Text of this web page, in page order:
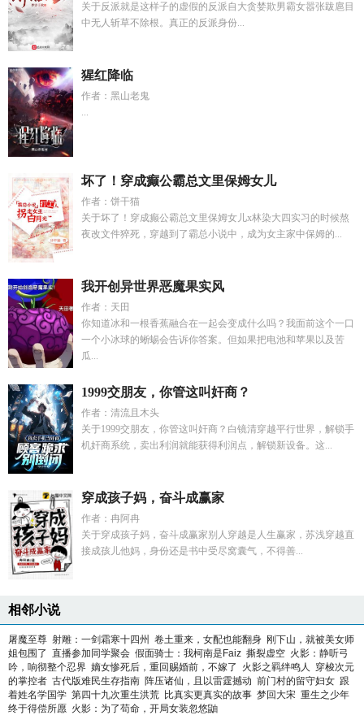
关于反派就是这样子的虚假的反派自大贪婪欺男霸女嚣张跋扈目
中无人斩草不除根。真正的反派身份...
猩红降临
作者：黑山老鬼
...
坏了！穿成癫公霸总文里保姆女儿
作者：饼干猫
关于坏了！穿成癫公霸总文里保姆女儿x林染大四实习的时候熬
夜改文件猝死，穿越到了霸总小说中，成为女主家中保姆的...
我开创异世界恶魔果实风
作者：天田
你知道冰和一根香蕉融合在一起会变成什么吗？我面前这个一口
一个小冰球的蜥蜴会告诉你答案。但如果把电池和苹果以及苦
瓜...
1999交朋友，你管这叫奸商？
作者：清流且木头
关于1999交朋友，你管这叫奸商？白镜清穿越平行世界，解锁手
机奸商系统，卖出利润就能获得利润点，解锁新设备。这...
穿成孩子妈，奋斗成赢家
作者：冉阿冉
关于穿成孩子妈，奋斗成赢家别人穿越是人生赢家，苏浅穿越直
接成孩儿他妈，身份还是书中受尽窝囊气，不得善...
相邻小说
屠魔至尊 射雕：一剑霜寒十四州 卷土重来，女配也能翻身 刚下山，就被美女师
姐包围了 直播参加同学聚会 假面骑士：我柯南是Faiz 撕裂虚空 火影：静听弓
吟，响彻整个忍界 嫡女惨死后，重回赐婚前，不嫁了 火影之羁绊鸣人
穿梭次元
的掌控者 古代版难民生存指南 阵压诸仙，且以雷霆撼动 前门村的留守妇女 跟
着姓名学国学 第四十九次重生洪荒 比真实更真实的故事 梦回大宋 重生之少年
终于得偿所愿 火影：为了苟命，开局女装忽悠鼬